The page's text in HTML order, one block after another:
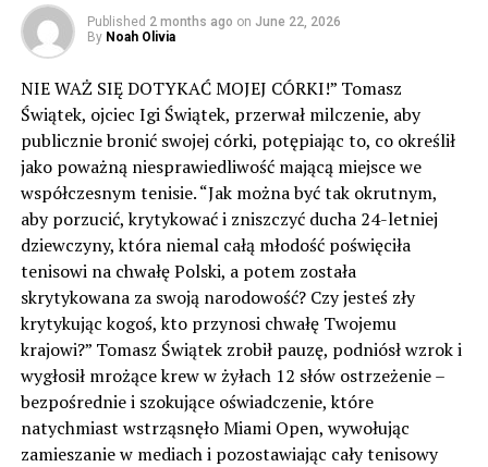
Published 2 months ago on June 22, 2026
By Noah Olivia
NIE WAŻ SIĘ DOTYKAĆ MOJEJ CÓRKI!” Tomasz
Świątek, ojciec Igi Świątek, przerwał milczenie, aby
publicznie bronić swojej córki, potępiając to, co określił
jako poważną niesprawiedliwość mającą miejsce we
współczesnym tenisie. “Jak można być tak okrutnym,
aby porzucić, krytykować i zniszczyć ducha 24-letniej
dziewczyny, która niemal całą młodość poświęciła
tenisowi na chwałę Polski, a potem została
skrytykowana za swoją narodowość? Czy jesteś zły
krytykując kogoś, kto przynosi chwałę Twojemu
krajowi?” Tomasz Świątek zrobił pauzę, podniósł wzrok i
wygłosił mrożące krew w żyłach 12 słów ostrzeżenie –
bezpośrednie i szokujące oświadczenie, które
natychmiast wstrząsnęło Miami Open, wywołując
zamieszanie w mediach i pozostawiając cały tenisowy